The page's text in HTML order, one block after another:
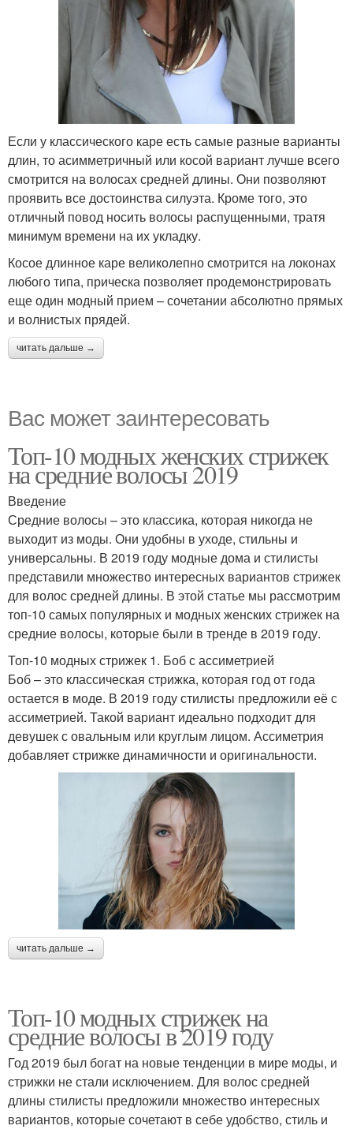
Если у классического каре есть самые разные варианты
длин, то асимметричный или косой вариант лучше всего
смотрится на волосах средней длины. Они позволяют
проявить все достоинства силуэта. Кроме того, это
отличный повод носить волосы распущенными, тратя
минимум времени на их укладку.
Косое длинное каре великолепно смотрится на локонах
любого типа, прическа позволяет продемонстрировать
еще один модный прием – сочетании абсолютно прямых
и волнистых прядей.
читать дальше →
Вас может заинтересовать
Топ-10 модных женских стрижек
на средние волосы 2019
Введение
Средние волосы – это классика, которая никогда не
выходит из моды. Они удобны в уходе, стильны и
универсальны. В 2019 году модные дома и стилисты
представили множество интересных вариантов стрижек
для волос средней длины. В этой статье мы рассмотрим
топ-10 самых популярных и модных женских стрижек на
средние волосы, которые были в тренде в 2019 году.
Топ-10 модных стрижек 1. Боб с ассиметрией
Боб – это классическая стрижка, которая год от года
остается в моде. В 2019 году стилисты предложили её с
ассиметрией. Такой вариант идеально подходит для
девушек с овальным или круглым лицом. Ассиметрия
добавляет стрижке динамичности и оригинальности.
читать дальше →
Топ-10 модных стрижек на
средние волосы в 2019 году
Год 2019 был богат на новые тенденции в мире моды, и
стрижки не стали исключением. Для волос средней
длины стилисты предложили множество интересных
вариантов, которые сочетают в себе удобство, стиль и